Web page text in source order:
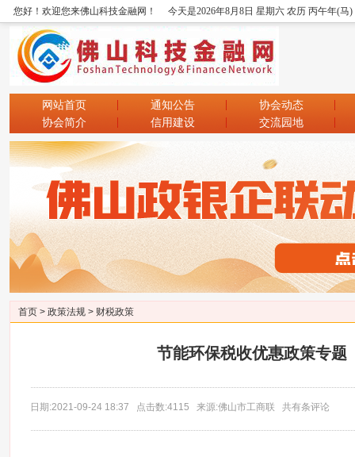
您好！欢迎您来佛山科技金融网！ 今天是2026年8月8日 星期六 农历 丙午年(马
网站首页 通知公告
协会动态
协会简介
信用建设 交流园地
首页 > 政策法规 > 财税政策
节能环保税收优惠政策专题
日期:2021-09-24 18:37 点击数:4115 来源:佛山市工商联 共有条评论